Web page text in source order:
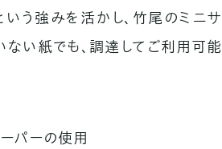
う強みを活かし、竹尾のミニサ
ない紙でも、調達してご利用可能